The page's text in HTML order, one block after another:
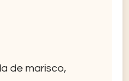
de marisco,